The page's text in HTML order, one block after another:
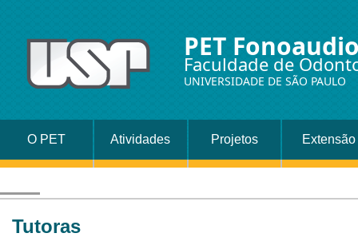
PET
Faculdade de
UNIVERSIDADE DE SÃO PAULO
O PET Atividades Projetos Extensão
Tutoras